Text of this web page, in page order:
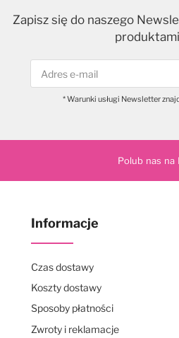
Zapisz się do naszego
* Warunki usługi Newsletter
Polub nas na
Informacje
Czas dostawy
Koszty dostawy
Sposoby płatności
Zwroty i reklamacje